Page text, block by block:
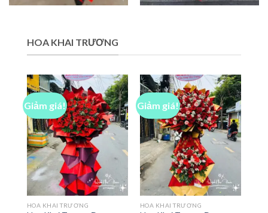
HOA KHAI TRƯƠNG
Giảm giá!
HOA KHAI TRƯƠNG
Giảm giá!
HOA KHAI TRƯƠNG